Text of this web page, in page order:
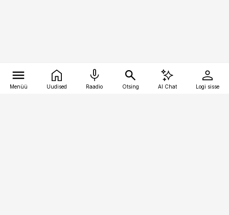
Menüü Uudised Raadio Otsing AI Chat Logi sisse